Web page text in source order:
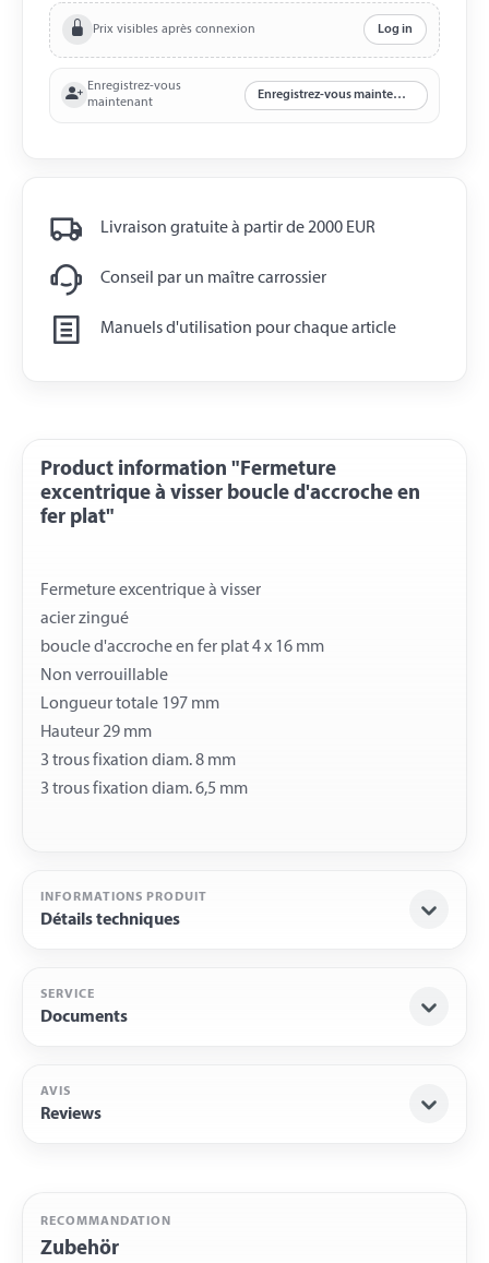
Prix visibles après connexion Log in
Enregistrez-vous
maintenant
Enregistrez-vous maintenant
Livraison gratuite à partir de 2000 EUR
Conseil par un maître carrossier
Manuels d'utilisation pour chaque article
Product information "Fermeture
excentrique à visser boucle d'accroche en
fer plat"
Fermeture excentrique à visser
acier zingué
boucle d'accroche en fer plat 4 x 16 mm
Non verrouillable
Longueur totale 197 mm
Hauteur 29 mm
3 trous fixation diam. 8 mm
INFORMATIONS PRODUIT
Détails techniques
SERVICE
Documents
AVIS
Reviews
RECOMMANDATION
Zubehör